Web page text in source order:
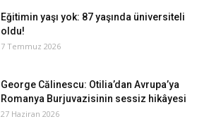
Eğitimin yaşı yok: 87 yaşında üniversiteli
oldu!
7 Temmuz 2026
George Călinescu: Otilia’dan Avrupa’ya
Romanya Burjuvazisinin sessiz hikâyesi
27 Haziran 2026